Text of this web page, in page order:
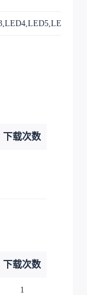
下载次数
下载次数
1